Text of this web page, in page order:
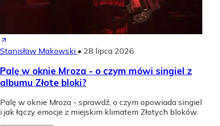
Stanisław Makowski • 28 lipca 2026
Palę w oknie Mroza - o czym mówi singiel z
albumu Złote bloki?
Palę w oknie Mroza - sprawdź, o czym opowiada singiel
i jak łączy emocje z miejskim klimatem Złotych bloków.